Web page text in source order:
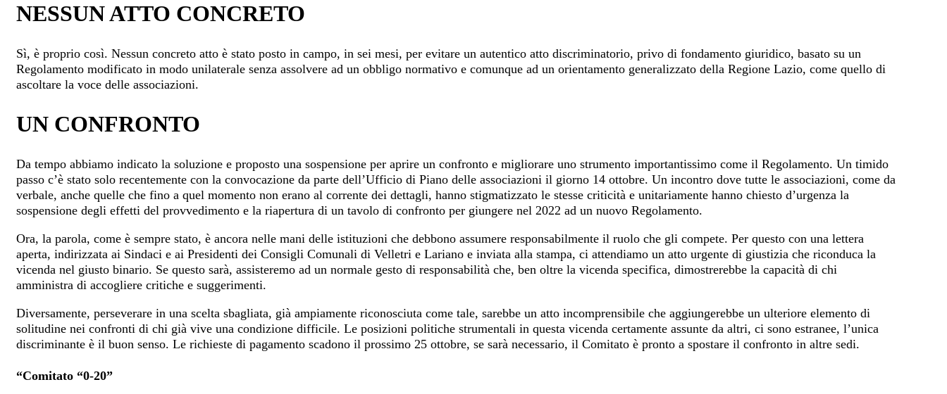
NESSUN ATTO CONCRETO
Sì, è proprio così. Nessun concreto atto è stato posto in campo, in sei mesi, per evitare un autentico atto discriminatorio, privo di fondamento giuridico, basato su un
Regolamento modificato in modo unilaterale senza assolvere ad un obbligo normativo e comunque ad un orientamento generalizzato della Regione Lazio, come quello di
ascoltare la voce delle associazioni.
UN CONFRONTO
Da tempo abbiamo indicato la soluzione e proposto una sospensione per aprire un confronto e migliorare uno strumento importantissimo come il Regolamento. Un timido
passo c’è stato solo recentemente con la convocazione da parte dell’Ufficio di Piano delle associazioni il giorno 14 ottobre. Un incontro dove tutte le associazioni, come da
verbale, anche quelle che fino a quel momento non erano al corrente dei dettagli, hanno stigmatizzato le stesse criticità e unitariamente hanno chiesto d’urgenza la
sospensione degli effetti del provvedimento e la riapertura di un tavolo di confronto per giungere nel 2022 ad un nuovo Regolamento.
Ora, la parola, come è sempre stato, è ancora nelle mani delle istituzioni che debbono assumere responsabilmente il ruolo che gli compete. Per questo con una lettera
aperta, indirizzata ai Sindaci e ai Presidenti dei Consigli Comunali di Velletri e Lariano e inviata alla stampa, ci attendiamo un atto urgente di giustizia che riconduca la
vicenda nel giusto binario. Se questo sarà, assisteremo ad un normale gesto di responsabilità che, ben oltre la vicenda specifica, dimostrerebbe la capacità di chi
amministra di accogliere critiche e suggerimenti.
Diversamente, perseverare in una scelta sbagliata, già ampiamente riconosciuta come tale, sarebbe un atto incomprensibile che aggiungerebbe un ulteriore elemento di
solitudine nei confronti di chi già vive una condizione difficile. Le posizioni politiche strumentali in questa vicenda certamente assunte da altri, ci sono estranee, l’unica
discriminante è il buon senso. Le richieste di pagamento scadono il prossimo 25 ottobre, se sarà necessario, il Comitato è pronto a spostare il confronto in altre sedi.
“Comitato “0-20”